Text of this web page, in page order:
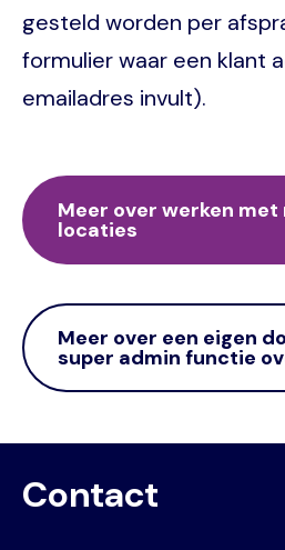
gesteld worden per
formulier waar een klant
emailadres invult).
Meer over werken
locaties
Meer over een eigen
super admin functie
Contact